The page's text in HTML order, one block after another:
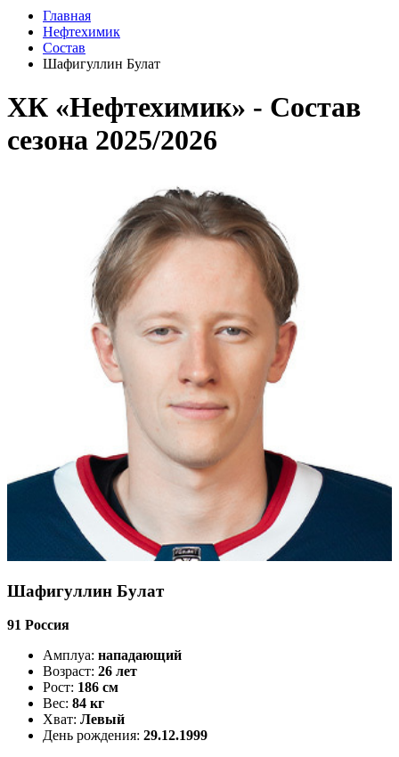
Главная
Нефтехимик
Состав
Шафигуллин Булат
ХК «Нефтехимик» - Cостав
сезона 2025/2026
Шафигуллин Булат
91 Россия
Амплуа: нападающий
Возраст: 26 лет
Рост: 186 см
Вес: 84 кг
Хват: Левый
День рождения: 29.12.1999